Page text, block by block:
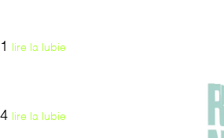
lire la lubie
lire la lubie